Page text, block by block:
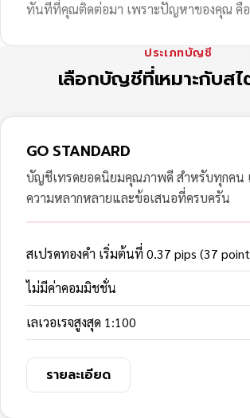
ทันทีที่คุณติดต่อมา เพราะปัญหาของคุณ คื
ประเภทบัญชี
เลือกบัญชีที่เหมาะกับส
GO STANDARD
บัญชีเทรดยอดนิยมคุณภาพดี สำหรับทุกคน
ความหลากหลายและข้อเสนอที่ครบครัน
สเปรดทองคำ เริ่มต้นที่ 0.37 pips (37
ไม่มีค่าคอมมิชชั่น
เลเวอเรจสูงสุด 1:100
รายละเอียด